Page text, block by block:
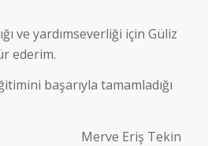
ve yardımseverliği için Güliz
ederim.
başarıyla tamamladığı
Merve Eriş Tekin